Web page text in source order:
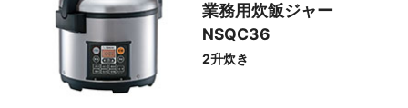
業務用炊飯ジャー
NSQC36
2升炊き